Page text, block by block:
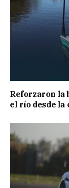
Reforzaron la
el río desde